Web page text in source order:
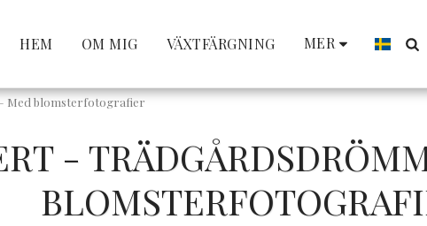
HEM OM MIG VÄXTFÄRGNING MER
Med blomsterfotografier
-